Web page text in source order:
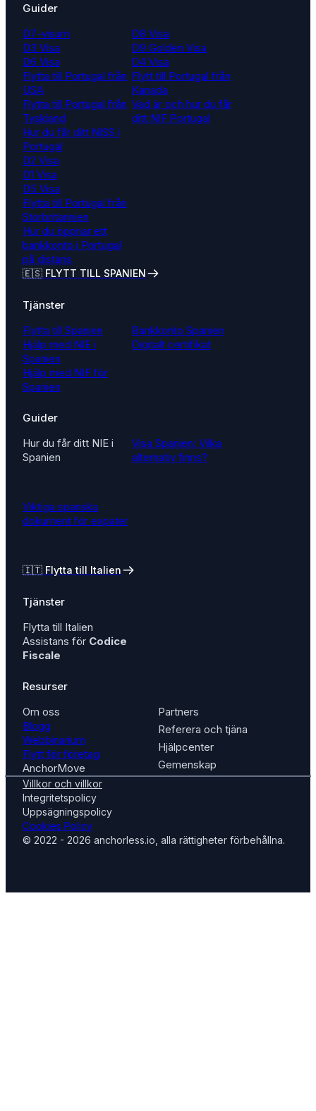
Guider
D7-visum
D3 Visa
D6 Visa
Flytta till Portugal från
USA
Flytta till Portugal från
Tyskland
Hur du får ditt NISS i
Portugal
D8 Visa
D9 Golden Visa
D4 Visa
Flytt till Portugal från
Kanada
Vad är och hur du får
ditt NIF Portugal
D2 Visa
D1 Visa
D5 Visa
Flytta till Portugal från
Storbritannien
Hur du öppnar ett
bankkonto i Portugal
på distans
🇪🇸 FLYTT TILL SPANIEN
Tjänster
Flytta till Spanien
Hjälp med NIE i
Spanien
Hjälp med NIF för
Spanien
Bankkonto Spanien
Digitalt certifikat
Guider
Hur du får ditt NIE i
Spanien
Visa Spanien: Vilka
alternativ finns?
Viktiga spanska
dokument för expater
🇮🇹 Flytta till Italien
Tjänster
Flytta till Italien
Assistans för Codice
Fiscale
Resurser
Om oss
Blogg
Webbinarium
Flytt för företag
AnchorMove
Partners
Referera och tjäna
Hjälpcenter
Gemenskap
Villkor och villkor
Integritetspolicy
Uppsägningspolicy
Cookies Policy
© 2022 - 2026 anchorless.io, alla rättigheter förbehållna.